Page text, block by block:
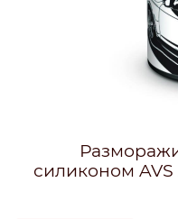
силиконом AVS